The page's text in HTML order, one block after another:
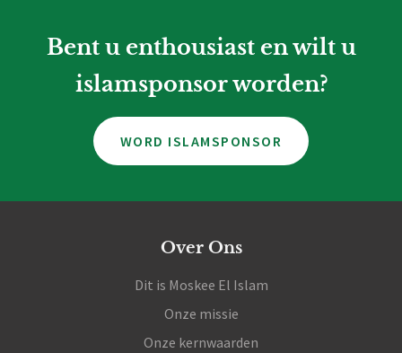
Bent u enthousiast en wilt u
islamsponsor worden?
WORD ISLAMSPONSOR
Over Ons
Dit is Moskee El Islam
Onze missie
Onze kernwaarden